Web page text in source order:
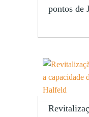
pontos de